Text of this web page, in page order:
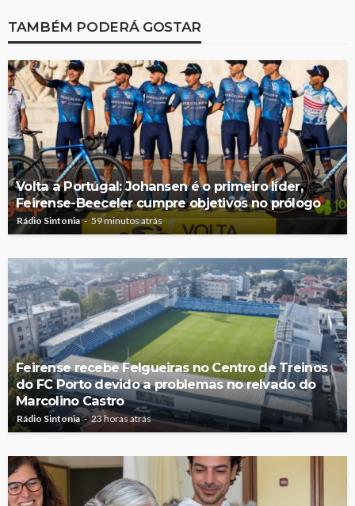
TAMBÉM PODERÁ GOSTAR
Volta a Portugal: Johansen é o primeiro líder,
Feirense-Beeceler cumpre objetivos no prólogo
Rádio Sintonia 59 minutos atrás
Feirense recebe Felgueiras no Centro de Treinos
do FC Porto devido a problemas no relvado do
Marcolino Castro
Rádio Sintonia 23 horas atrás